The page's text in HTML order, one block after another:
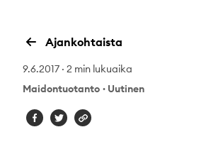
Ajankohtaista
9.6.2017 · 2 min lukuaika
Maidontuotanto · Uutinen